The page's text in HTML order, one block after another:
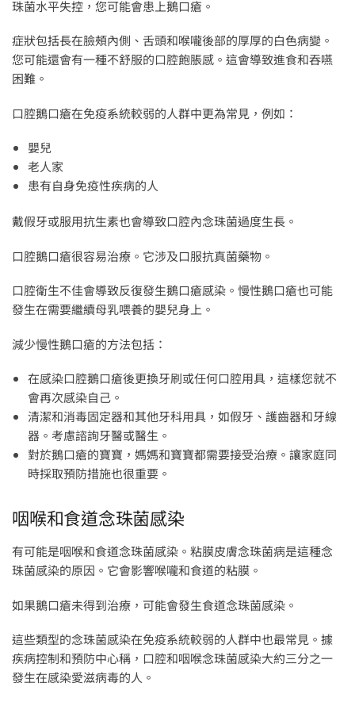
珠菌水平失控，您可能會患上鵝口瘡。
症狀包括長在臉頰內側、舌頭和喉嚨後部的厚厚的白色病變。
您可能還會有一種不舒服的口腔飽脹感。這會導致進食和吞嚥
困難。
口腔鵝口瘡在免疫系統較弱的人群中更為常見，例如：
嬰兒
老人家
患有自身免疫性疾病的人
戴假牙或服用抗生素也會導致口腔內念珠菌過度生長。
口腔鵝口瘡很容易治療。它涉及口服抗真菌藥物。
口腔衛生不佳會導致反復發生鵝口瘡感染。慢性鵝口瘡也可能
發生在需要繼續母乳喂養的嬰兒身上。
減少慢性鵝口瘡的方法包括：
在感染口腔鵝口瘡後更換牙刷或任何口腔用具，這樣您就不
會再次感染自己。
清潔和消毒固定器和其他牙科用具，如假牙、護齒器和牙線
器。考慮諮詢牙醫或醫生。
對於鵝口瘡的寶寶，媽媽和寶寶都需要接受治療。讓家庭同
時採取預防措施也很重要。
咽喉和食道念珠菌感染
有可能是咽喉和食道念珠菌感染。粘膜皮膚念珠菌病是這種念
珠菌感染的原因。它會影響喉嚨和食道的粘膜。
如果鵝口瘡未得到治療，可能會發生食道念珠菌感染。
這些類型的念珠菌感染在免疫系統較弱的人群中也最常見。據
疾病控制和預防中心稱，口腔和咽喉念珠菌感染大約三分之一
發生在感染愛滋病毒的人。